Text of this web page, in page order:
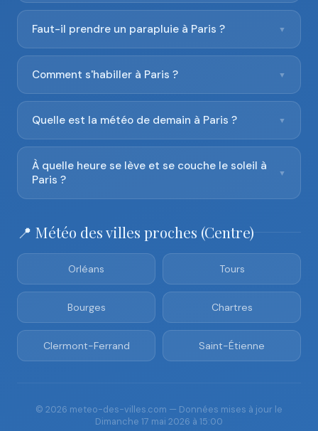
Faut-il prendre un parapluie à Paris ? ▼
Comment s'habiller à Paris ? ▼
Quelle est la météo de demain à Paris ? ▼
À quelle heure se lève et se couche le soleil à
Paris ?
▼
📍 Météo des villes proches (Centre)
Orléans Tours
Bourges Chartres
Clermont-Ferrand Saint-Étienne
© 2026 meteo-des-villes.com — Données mises à jour le
Dimanche 17 mai 2026 à 15:00